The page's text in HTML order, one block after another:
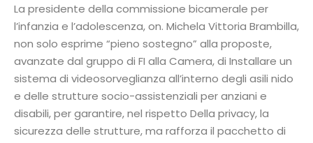
La presidente della commissione bicamerale per
l’infanzia e l’adolescenza, on. Michela Vittoria Brambilla,
non solo esprime “pieno sostegno” alla proposte,
avanzate dal gruppo di FI alla Camera, di Installare un
sistema di videosorveglianza all’interno degli asili nido
e delle strutture socio-assistenziali per anziani e
disabili, per garantire, nel rispetto Della privacy, la
sicurezza delle strutture, ma rafforza il pacchetto di